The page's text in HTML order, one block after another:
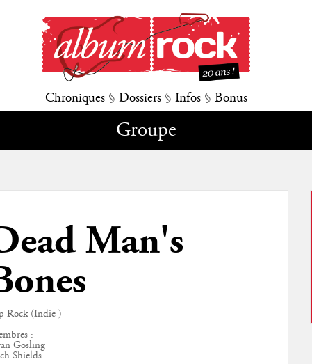
Chroniques § Dossiers § Infos § Bonus
Groupe
Man's
Rock (Indie )
:
Gosling
Shields